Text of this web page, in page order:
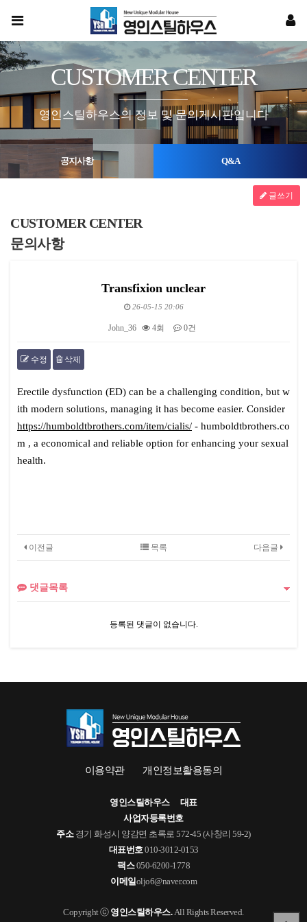
CUSTOMER CENTER
영인스틸하우스의 정보 및 문의게시판입니다
공지사항 Q&A
CUSTOMER CENTER
문의사항
글쓰기
Transfixion unclear
26-05-15 20:06
John_36 4회 0건
수정 삭제
Erectile dysfunction (ED) can be a challenging condition, but w
ith modern solutions, managing it has become easier. Consider
https://humboldtbrothers.com/item/cialis/ - humboldtbrothers.co
m , a economical and reliable option for enhancing your sexual
health.
이전글 다음글
목록
댓글목록
등록된 댓글이 없습니다.
이용약관 개인정보활용동의
영인스틸하우스
대표
사업자등록번호
주소경기 화성시 양감면 초록로 572-45 (사창리 59-2)
대표번호010-3012-0153
팩스050-6200-1778
이메일oljo6@naver.com
Copyright ⓒ 영인스틸하우스.All Rights Reserved.